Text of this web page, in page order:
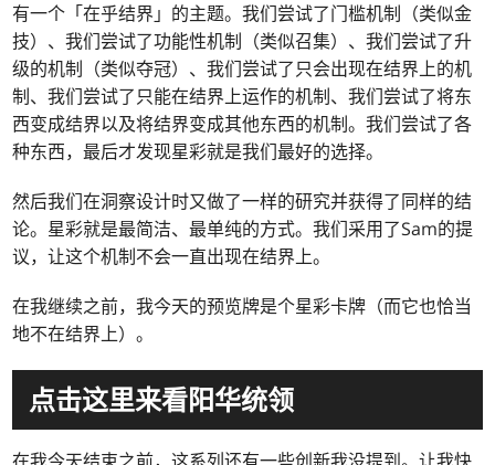
有一个「在乎结界」的主题。我们尝试了门槛机制（类似金
技）、我们尝试了功能性机制（类似召集）、我们尝试了升
级的机制（类似夺冠）、我们尝试了只会出现在结界上的机
制、我们尝试了只能在结界上运作的机制、我们尝试了将东
西变成结界以及将结界变成其他东西的机制。我们尝试了各
种东西，最后才发现星彩就是我们最好的选择。
然后我们在洞察设计时又做了一样的研究并获得了同样的结
论。星彩就是最简洁、最单纯的方式。我们采用了Sam的提
议，让这个机制不会一直出现在结界上。
在我继续之前，我今天的预览牌是个星彩卡牌（而它也恰当
地不在结界上）。
点击这里来看阳华统领